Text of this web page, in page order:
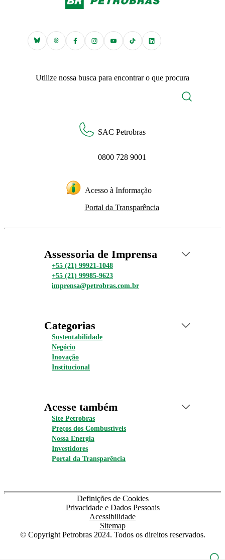
Utilize nossa busca para encontrar o que procura
SAC Petrobras
0800 728 9001
Acesso à Informação
Portal da Transparência
Assessoria de Imprensa
+55 (21) 99921-1048
+55 (21) 99985-9623
imprensa@petrobras.com.br
Categorias
Sustentabilidade
Negócio
Inovação
Institucional
Acesse também
Site Petrobras
Preços dos Combustíveis
Nossa Energia
Investidores
Portal da Transparência
Definições de Cookies
Privacidade e Dados Pessoais
Acessibilidade
Sitemap
© Copyright Petrobras 2024. Todos os direitos reservados.